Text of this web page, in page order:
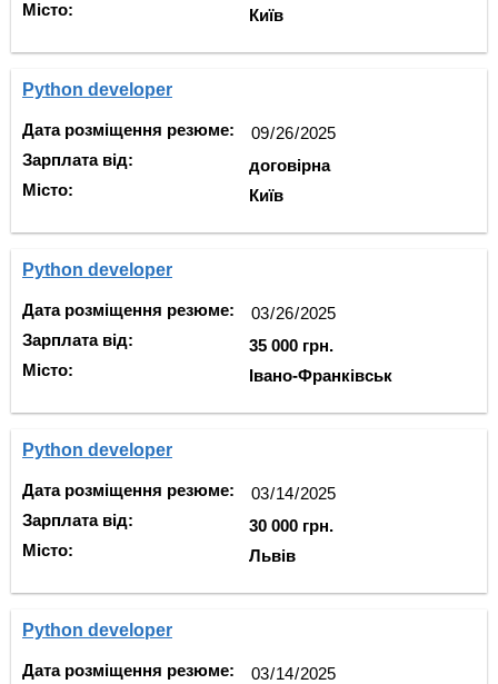
Місто:
Київ
Python developer
Дата розміщення резюме:
Зарплата від:
Місто:
договірна
Київ
Python developer
Дата розміщення резюме:
Зарплата від:
Місто:
35 000 грн.
Івано-Франківськ
Python developer
Дата розміщення резюме:
Зарплата від:
Місто:
30 000 грн.
Львів
Python developer
Дата розміщення резюме: